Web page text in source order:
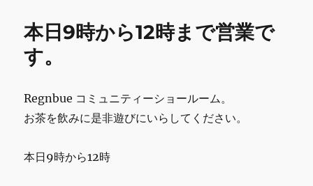
k
13
時
半、
28
本日9時から12時まで営業で
す。
Regnbue コミュニティーショールーム。
お茶を飲みに是非遊びにいらしてください。
本日9時から12時